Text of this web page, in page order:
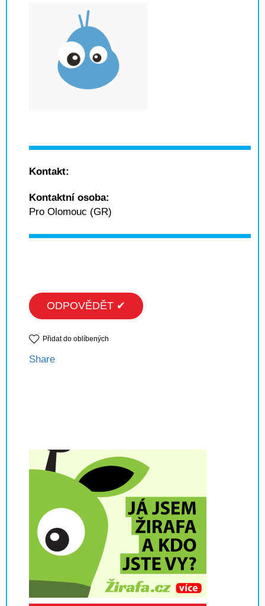
Kontakt:
Kontaktní osoba:
Pro Olomouc (GR)
ODPOVĚDĚT ✔
Přidat do oblíbených
Share